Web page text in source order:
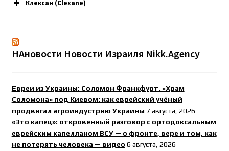
Клексан (Clexane)
НАновости Новости Израиля Nikk.Agency
Евреи из Украины: Соломон Франкфурт. «Храм
Соломона» под Киевом: как еврейский учёный
продвигал агроиндустрию Украины 7 августа, 2026
«Это капец»: откровенный разговор с ортодоксальным
еврейским капелланом ВСУ — о фронте, вере и том, как
не потерять человека — видео 6 августа, 2026